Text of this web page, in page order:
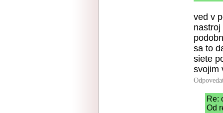
ved v
sa to
siete
svojim
Re:
Od